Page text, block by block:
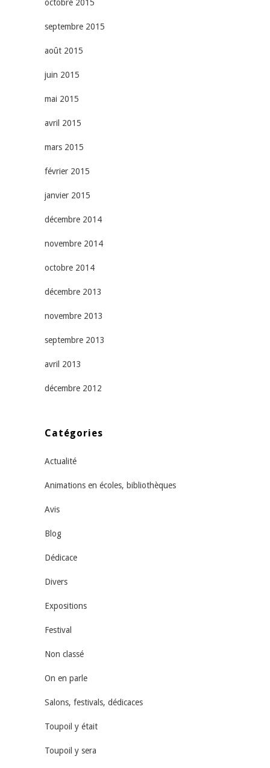
octobre 2015
septembre 2015
août 2015
juin 2015
mai 2015
avril 2015
mars 2015
février 2015
janvier 2015
décembre 2014
novembre 2014
octobre 2014
décembre 2013
novembre 2013
septembre 2013
avril 2013
décembre 2012
Catégories
Actualité
Animations en écoles, bibliothèques
Avis
Blog
Dédicace
Divers
Expositions
Festival
Non classé
On en parle
Salons, festivals, dédicaces
Toupoil y était
Toupoil y sera